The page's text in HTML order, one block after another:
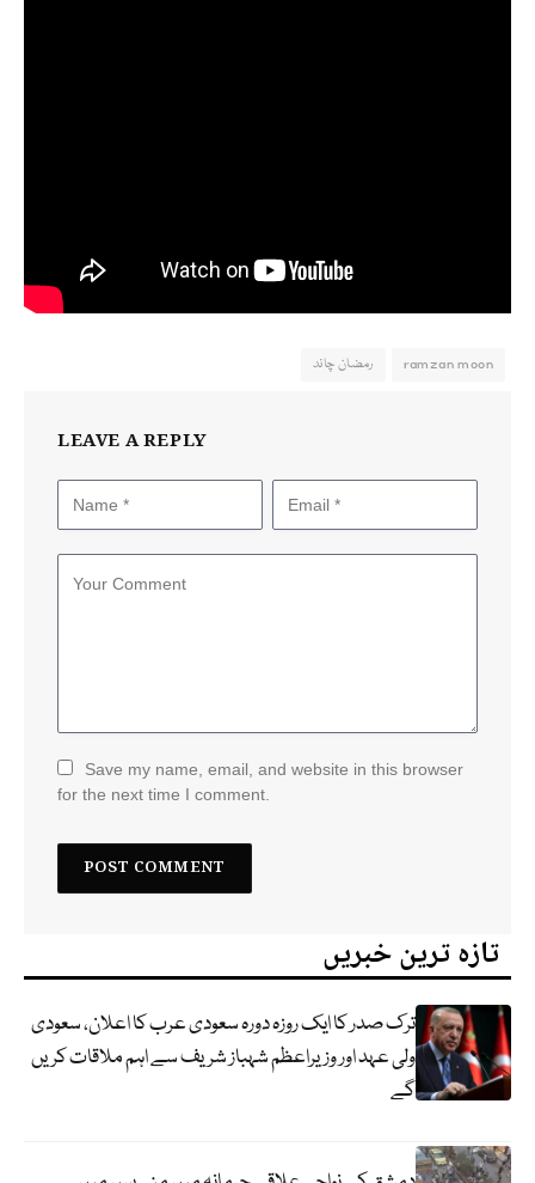
ramzan moon رمضان چاند
LEAVE A REPLY
Save my name, email, and website in this browser
for the next time I comment.
تازہ ترین خبریں
ترک صدر کا ایک روزہ دورہ سعودی عرب کا اعلان، سعودی
ولی عہد اور وزیراعظم شہباز شریف سے اہم ملاقات کریں
گے